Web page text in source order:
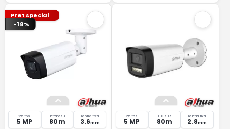
Pret special
-18%
25 fps
5 MP
Infrarosu
80m
lentila fixa
3.6mm
25 fps
5 MP
LED si IR
80m
lentila fixa
2.8mm